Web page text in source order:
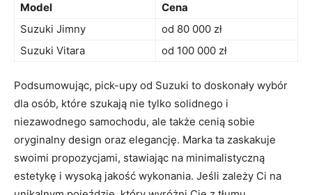
Model
Cena
Suzuki Jimny
od 80 ​000 ⁣zł
Suzuki Vitara
od 100 000 zł
Podsumowując, ​pick-upy od​ Suzuki to doskonały wybór
dla​ osób, które szukają nie tylko solidnego i
niezawodnego samochodu, ale także ‌cenią sobie
oryginalny design oraz elegancję. Marka ta zaskakuje
swoimi propozycjami, stawiając ⁢na ⁤minimalistyczną
estetykę⁤ i wysoką jakość wykonania. Jeśli zależy Ci na